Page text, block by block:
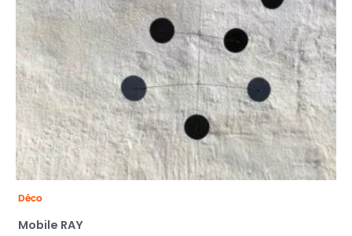
Déco
Mobile RAY